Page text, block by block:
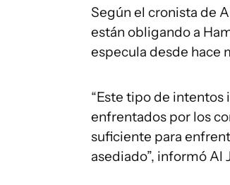
Según el cronista de
están obligando a
especula desde hace
“Este tipo de intentos
enfrentados por los
suficiente para
asediado”, informó Al